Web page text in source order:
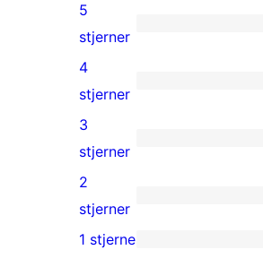
7
5-
stjernet
anmeldelser
5
stjerner
0
4-
stjernet
anmeldelser
4
stjerner
0
3-
stjernet
anmeldelser
3
stjerner
0
2-
2
stjerner
1 stjerne